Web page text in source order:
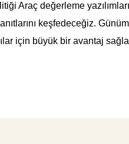
Araç değerleme
keşfedeceğiz.
için büyük bir avantaj